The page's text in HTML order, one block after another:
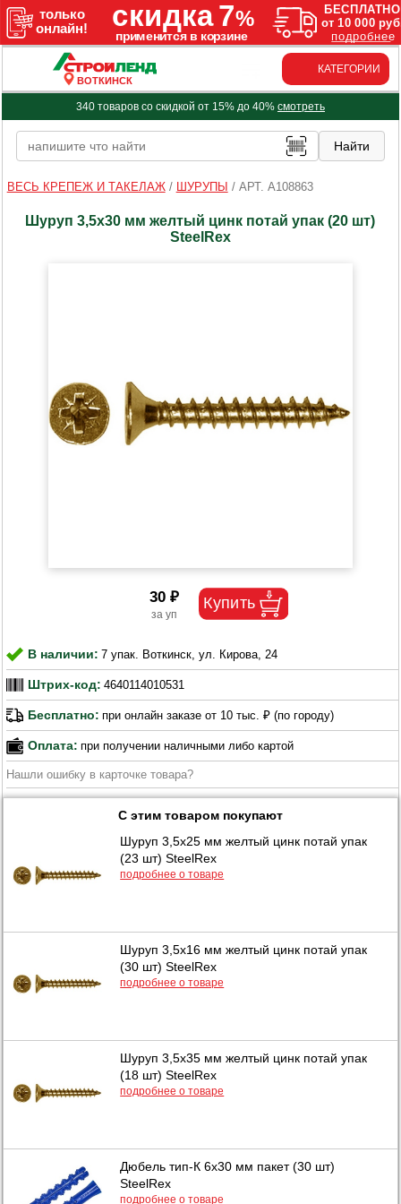
ВОТКИНСК
КАТЕГОРИИ
340 товаров со скидкой от 15% до 40% смотреть
ВЕСЬ КРЕПЕЖ И ТАКЕЛАЖ/ ШУРУПЫ / АРТ. A108863
Шуруп 3,5х30 мм желтый цинк потай упак (20 шт)
SteelRex
30 ₽
В наличии: 7 упак. Воткинск, ул. Кирова, 24
Штрих-код: 4640114010531
Бесплатно: при онлайн заказе от 10 тыс. ₽ (по городу)
Оплата: при получении наличными либо картой
Нашли ошибку в карточке товара?
С этим товаром покупают
Шуруп 3,5х25 мм желтый цинк потай упак
(23 шт) SteelRex
подробнее о товаре
Шуруп 3,5х16 мм желтый цинк потай упак
(30 шт) SteelRex
подробнее о товаре
Шуруп 3,5х35 мм желтый цинк потай упак
(18 шт) SteelRex
подробнее о товаре
Дюбель тип-К 6х30 мм пакет (30 шт)
SteelRex
подробнее о товаре